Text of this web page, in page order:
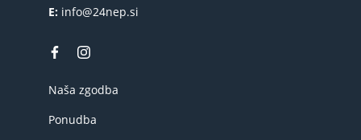
E: info@24nep.si
Naša zgodba
Ponudba